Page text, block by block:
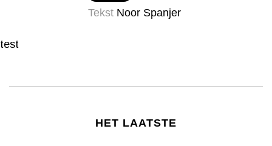
Tekst Noor Spanjer
test
HET LAATSTE